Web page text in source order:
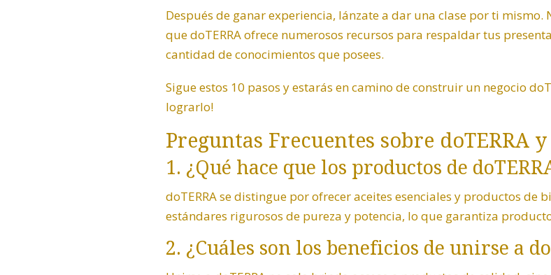
Después de ganar experiencia, lánzate a dar una clase por ti
que doTERRA ofrece numerosos recursos para respaldar tus
cantidad de conocimientos que posees.
Sigue estos 10 pasos y estarás en camino de construir un negocio
lograrlo!
Preguntas Frecuentes sobre doTERRA
1. ¿Qué hace que los productos de
doTERRA se distingue por ofrecer aceites esenciales y productos
estándares rigurosos de pureza y potencia, lo que garantiza
2. ¿Cuáles son los beneficios de unirse a